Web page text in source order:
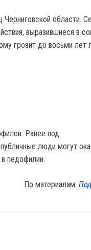
области.
выразившиеся в
грозит до восьми лет
Ранее под
люди могут
педофилии.
По материалам: